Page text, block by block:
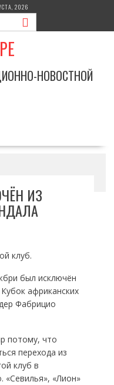
2026
НОВОСТНОЙ
за скандала
ИЗ
клуб.
был исключён
африканских
Фабрицио
потому, что
перехода из
клуб в
«Севилья», «Лион»